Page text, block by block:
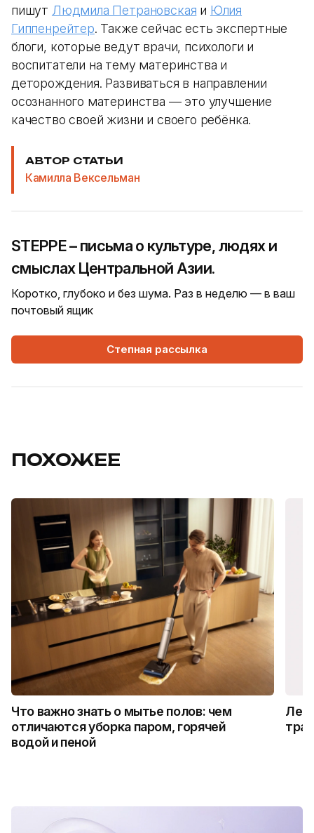
пишут Людмила Петрановская и Юлия
Гиппенрейтер. Также сейчас есть экспертные
блоги, которые ведут врачи, психологи и
воспитатели на тему материнства и
деторождения. Развиваться в направлении
осознанного материнства — это улучшение
качество своей жизни и своего ребёнка.
АВТОР СТАТЬИ
Камилла Вексельман
STEPPE – письма о культуре, людях и
смыслах Центральной Азии.
Коротко, глубоко и без шума. Раз в неделю — в ваш
почтовый ящик
Степная рассылка
ПОХОЖЕЕ
Что важно знать о мытье полов: чем
отличаются уборка паром, горячей
водой и пеной